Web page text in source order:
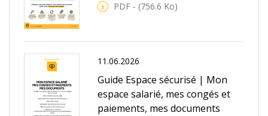
PDF - (756.6 Ko)
11.06.2026
Guide Espace sécurisé | Mon
espace salarié, mes congés et
paiements, mes documents